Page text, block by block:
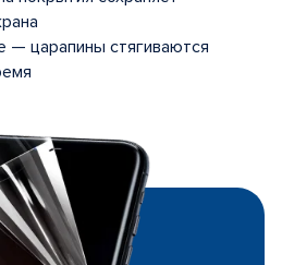
— царапины стягиваются